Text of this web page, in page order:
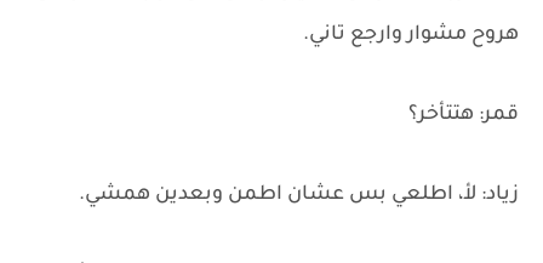
هروح مشوار وارجع تاني.
قمر: هتتأخر؟
زياد: لأ، اطلعي بس عشان اطمن وبعدين همشي.